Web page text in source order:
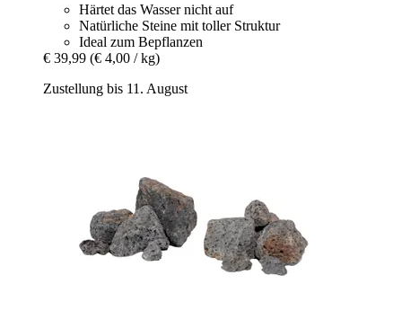
Härtet das Wasser nicht auf
Natürliche Steine mit toller Struktur
Ideal zum Bepflanzen
€ 39,99 (€ 4,00 / kg)
Zustellung bis 11. August